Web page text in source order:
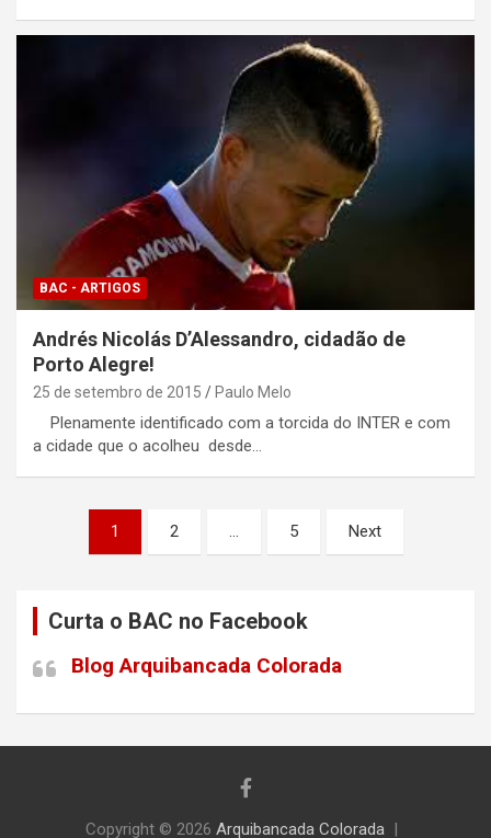
BAC - ARTIGOS
Andrés Nicolás D’Alessandro, cidadão de
Porto Alegre!
25 de setembro de 2015 Paulo Melo
Plenamente identificado com a torcida do INTER e com
a cidade que o acolheu desde…
Paginação
1 2 … 5 Next
Curta o BAC no Facebook
Blog Arquibancada Colorada
Copyright © 2026 Arquibancada Colorada